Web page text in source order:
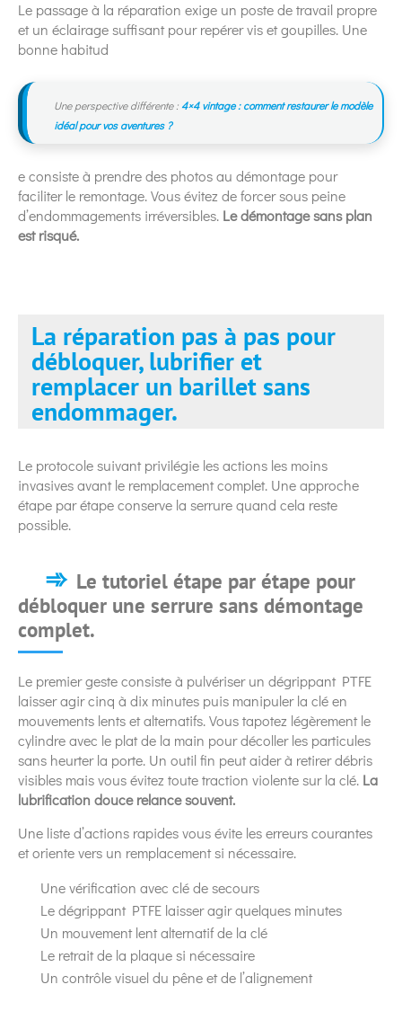
Le passage à la réparation exige un poste de travail propre
et un éclairage suffisant pour repérer vis et goupilles. Une
bonne habitud
Une perspective différente : 4×4 vintage : comment restaurer le modèle
idéal pour vos aventures ?
e consiste à prendre des photos au démontage pour
faciliter le remontage. Vous évitez de forcer sous peine
d’endommagements irréversibles. Le démontage sans plan
est risqué.
La réparation pas à pas pour
débloquer, lubrifier et
remplacer un barillet sans
endommager.
Le protocole suivant privilégie les actions les moins
invasives avant le remplacement complet. Une approche
étape par étape conserve la serrure quand cela reste
possible.
Le tutoriel étape par étape pour
débloquer une serrure sans démontage
complet.
Le premier geste consiste à pulvériser un dégrippant PTFE
laisser agir cinq à dix minutes puis manipuler la clé en
mouvements lents et alternatifs. Vous tapotez légèrement le
cylindre avec le plat de la main pour décoller les particules
sans heurter la porte. Un outil fin peut aider à retirer débris
visibles mais vous évitez toute traction violente sur la clé. La
lubrification douce relance souvent.
Une liste d’actions rapides vous évite les erreurs courantes
et oriente vers un remplacement si nécessaire.
Une vérification avec clé de secours
Le dégrippant PTFE laisser agir quelques minutes
Un mouvement lent alternatif de la clé
Le retrait de la plaque si nécessaire
Un contrôle visuel du pêne et de l’alignement